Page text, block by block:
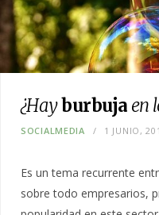
¿Hayburbuja en
SOCIALMEDIA 1 JUNIO,
Es un tema recurrente
sobre todo empresarios,